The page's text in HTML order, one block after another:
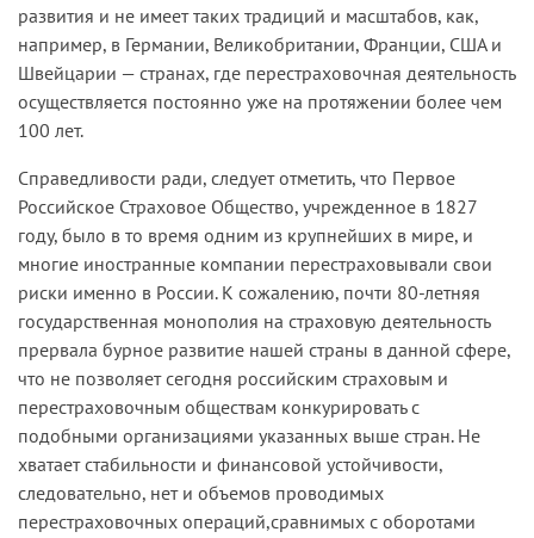
развития и не имеет таких традиций и масштабов, как,
например, в Германии, Великобритании, Франции, США и
Швейцарии — странах, где перестраховочная деятельность
осуществляется постоянно уже на протяжении более чем
100 лет.
Справедливости ради, следует отметить, что Первое
Российское Страховое Общество, учрежденное в 1827
году, было в то время одним из крупнейших в мире, и
многие иностранные компании перестраховывали свои
риски именно в России. К сожалению, почти 80-летняя
государственная монополия на страховую деятельность
прервала бурное развитие нашей страны в данной сфере,
что не позволяет сегодня российским страховым и
перестраховочным обществам конкурировать с
подобными организациями указанных выше стран. Не
хватает стабильности и финансовой устойчивости,
следовательно, нет и объемов проводимых
перестраховочных операций,сравнимых с оборотами